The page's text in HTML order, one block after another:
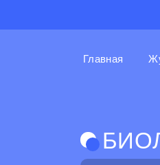
Главная